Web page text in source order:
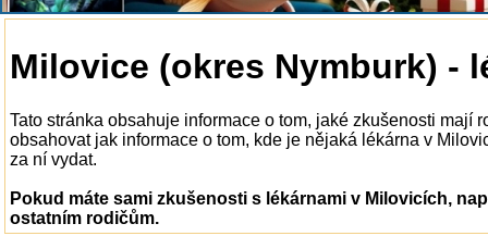
Milovice (okres Nymburk) -
Tato stránka obsahuje informace o tom, jaké zkušenosti mají
obsahovat jak informace o tom, kde je nějaká lékárna v
za ní vydat.
Pokud máte sami zkušenosti s lékárnami v Milovicích,
ostatním rodičům.